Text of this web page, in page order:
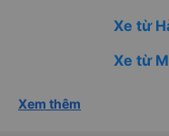
Xe từ
Xe từ
Xem thêm